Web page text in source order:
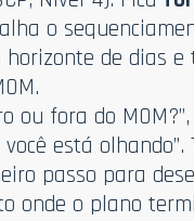
o
de dias e
ou fora do
está
passo para
onde o plano